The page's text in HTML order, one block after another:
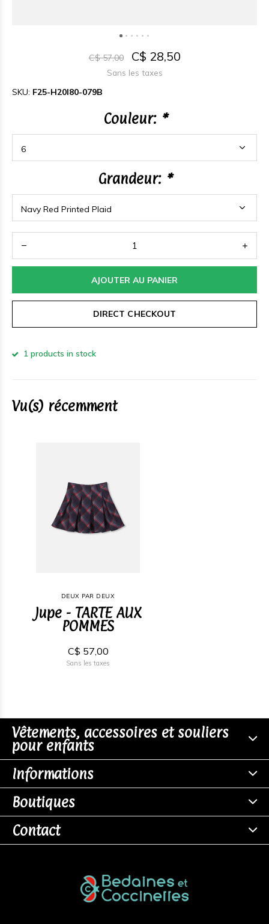
C$ 57,00 C$ 28,50
Sans les taxes
SKU: F25-H20I80-079B
Couleur: *
Grandeur: *
AJOUTER AU PANIER
DIRECT CHECKOUT
1 products in stock
Vu(s) récemment
DEUX PAR DEUX
Jupe - TARTE AUX
POMMES
C$ 57,00
Sans les taxes
Vêtements, accessoires et souliers
pour enfants
Informations
Boutiques
Contact